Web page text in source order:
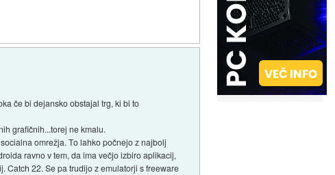
če bi dejansko obstajal trg, ki bi to
grafičnih...torej ne kmalu.
omrežja. To lahko počnejo z najbolj
ravno v tem, da ima večjo izbiro aplikacij,
Catch 22. Se pa trudijo z emulatorji s freeware